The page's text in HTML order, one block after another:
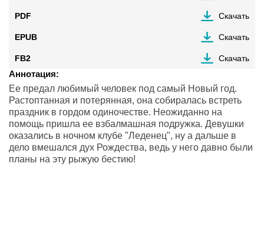
PDF Скачать
EPUB Скачать
FB2 Скачать
Аннотация:
Ее предал любимый человек под самый Новый год.
Растоптанная и потерянная, она собиралась встреть
праздник в гордом одиночестве. Неожиданно на
помощь пришла ее взбалмашная подружка. Девушки
оказались в ночном клубе "Леденец", ну а дальше в
дело вмешался дух Рождества, ведь у него давно были
планы на эту рыжую бестию!